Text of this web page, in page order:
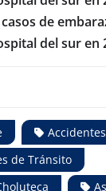
de
del sur en
de Tránsito